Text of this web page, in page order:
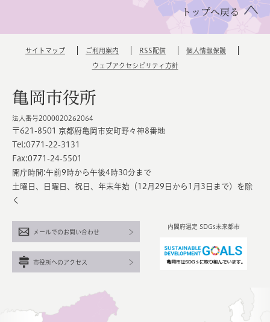
トップへ戻る
サイトマップ ご利用案内 RSS配信 個人情報保護
ウェブアクセシビリティ方針
亀岡市役所
法人番号2000020262064
〒621-8501 京都府亀岡市安町野々神8番地
Tel:0771-22-3131
Fax:0771-24-5501
開庁時間:午前9時から午後4時30分まで
土曜日、日曜日、祝日、年末年始（12月29日から1月3日まで）を除
く
内閣府選定 SDGs未来都市
メールでのお問い合わせ
市役所へのアクセス